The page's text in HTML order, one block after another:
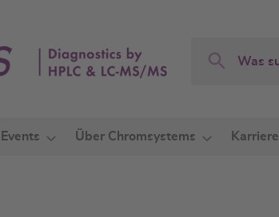
Search
Events Über Chromsystems Karriere